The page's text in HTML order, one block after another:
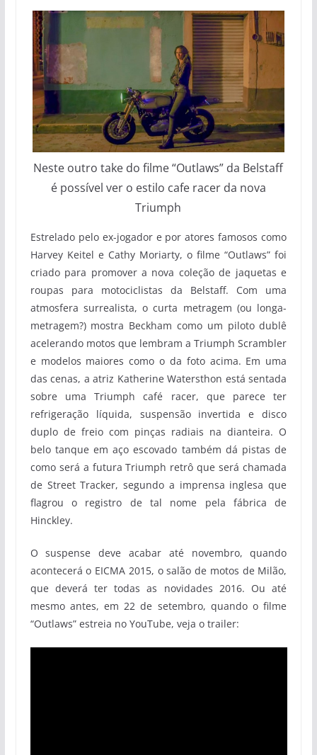
Neste outro take do filme “Outlaws” da Belstaff
é possível ver o estilo cafe racer da nova
Triumph
Estrelado pelo ex-jogador e por atores famosos como
Harvey Keitel e Cathy Moriarty, o filme “Outlaws” foi
criado para promover a nova coleção de jaquetas e
roupas para motociclistas da Belstaff. Com uma
atmosfera surrealista, o curta metragem (ou longa-
metragem?) mostra Beckham como um piloto dublê
acelerando motos que lembram a Triumph Scrambler
e modelos maiores como o da foto acima. Em uma
das cenas, a atriz Katherine Watersthon está sentada
sobre uma Triumph café racer, que parece ter
refrigeração líquida, suspensão invertida e disco
duplo de freio com pinças radiais na dianteira. O
belo tanque em aço escovado também dá pistas de
como será a futura Triumph retrô que será chamada
de Street Tracker, segundo a imprensa inglesa que
flagrou o registro de tal nome pela fábrica de
Hinckley.
O suspense deve acabar até novembro, quando
acontecerá o EICMA 2015, o salão de motos de Milão,
que deverá ter todas as novidades 2016. Ou até
mesmo antes, em 22 de setembro, quando o filme
“Outlaws” estreia no YouTube, veja o trailer: